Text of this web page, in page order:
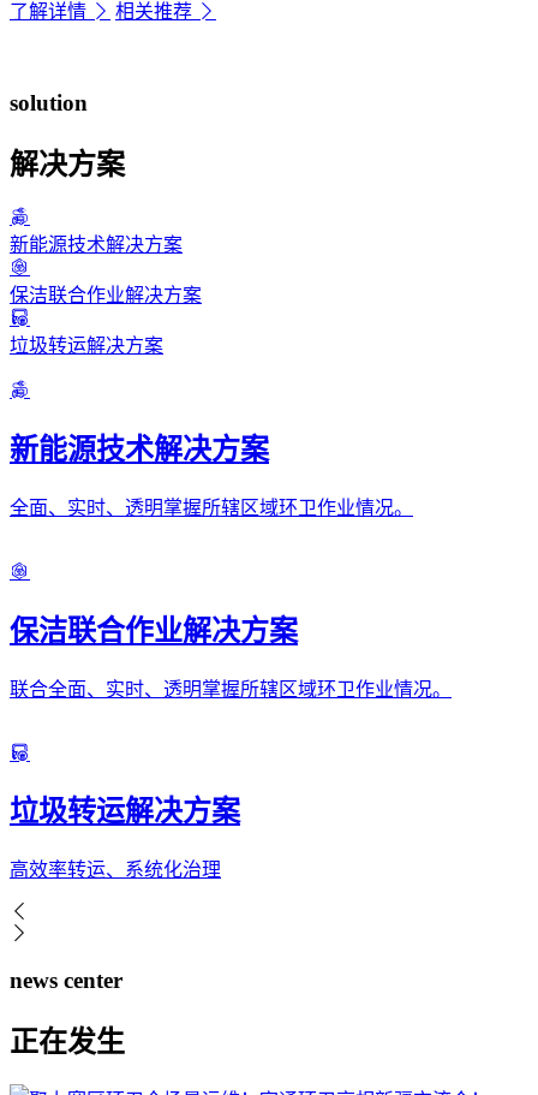
了解详情 相关推荐
solution
解决方案
新能源技术解决方案
保洁联合作业解决方案
垃圾转运解决方案
新能源技术解决方案
全面、实时、透明掌握所辖区域环卫作业情况。
保洁联合作业解决方案
联合全面、实时、透明掌握所辖区域环卫作业情况。
垃圾转运解决方案
高效率转运、系统化治理
news center
正在发生